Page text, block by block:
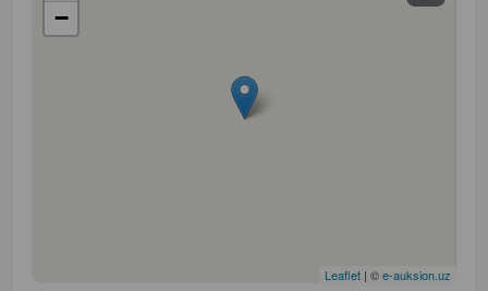
−
Leaflet | ©e-auksion.uz